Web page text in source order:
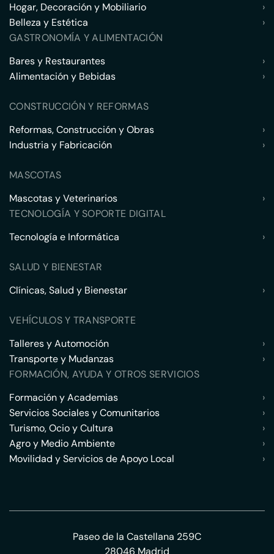
Hogar, Decoración y Mobiliario
›
Belleza y Estética
›
GASTRONOMÍA Y ALIMENTACIÓN
Bares y Restaurantes
›
Alimentación y Bebidas
›
CONSTRUCCIÓN Y REFORMAS
Reformas, Construcción y Obras
›
Industria y Fabricación
›
MASCOTAS
Mascotas y Veterinarios
›
TECNOLOGÍA Y SOPORTE DIGITAL
Tecnología e Informática
›
SALUD Y BIENESTAR
Clínicas, Salud y Bienestar
›
VEHÍCULOS Y TRANSPORTE
Talleres y Automoción
›
Transporte y Mudanzas
›
FORMACIÓN, AYUDA Y OTROS SERVICIOS
Formación y Academias
›
Servicios Sociales y Comunitarios
›
Turismo, Ocio y Cultura
›
Agro y Medio Ambiente
›
Movilidad y Servicios de Apoyo Local
›
Paseo de la Castellana 259C
28046 Madrid